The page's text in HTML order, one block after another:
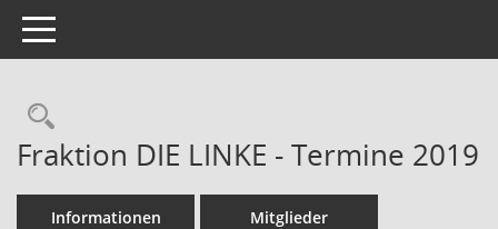
Toggle navigation
Rechercheauswahl
Fraktion DIE LINKE - Termine 2019
Informationen Mitglieder